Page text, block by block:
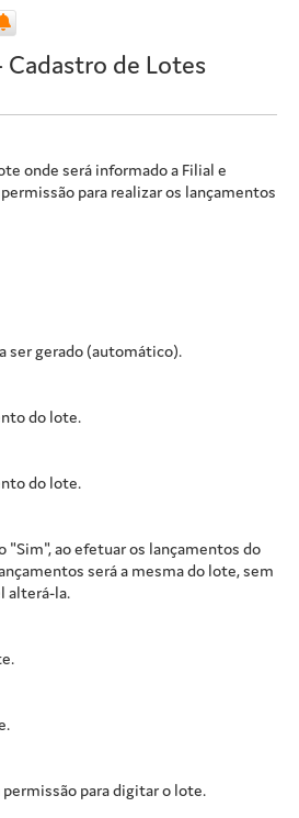
Cadastro de Lotes
onde será informado a Filial e
para realizar os lançamentos
ser gerado (automático).
do lote.
do lote.
"Sim", ao efetuar os lançamentos do
será a mesma do lote, sem
alterá-la.
para digitar o lote.